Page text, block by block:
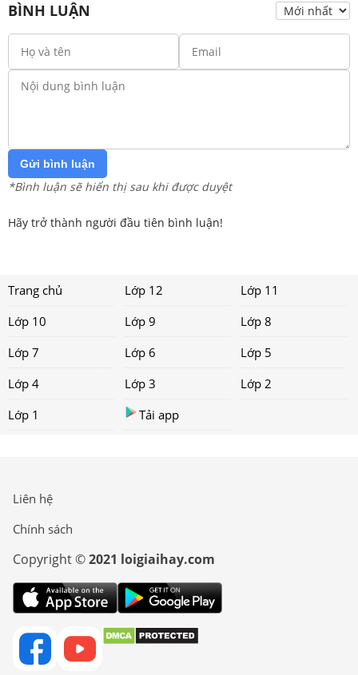
BÌNH LUẬN
Gửi bình luận
*Bình luận sẽ hiển thị sau khi được duyệt
Hãy trở thành người đầu tiên bình luận!
Trang chủ Lớp 12
Lớp 11
Lớp 10
Lớp 9
Lớp 8
Lớp 7
Lớp 6
Lớp 5
Lớp 4
Lớp 3
Lớp 2
Lớp 1
Tải app
Liên hệ
Chính sách
Copyright ©2021 loigiaihay.com